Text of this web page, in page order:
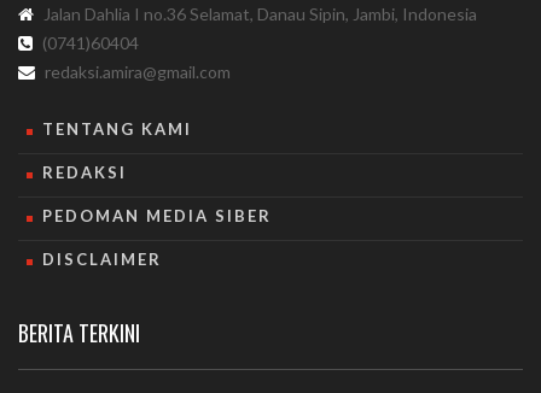
Jalan Dahlia I no.36 Selamat, Danau Sipin, Jambi, Indonesia
(0741)60404
redaksi.amira@gmail.com
TENTANG KAMI
REDAKSI
PEDOMAN MEDIA SIBER
DISCLAIMER
BERITA TERKINI